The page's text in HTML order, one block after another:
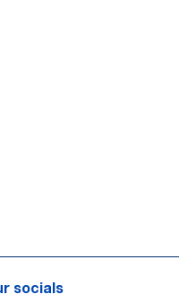
socials